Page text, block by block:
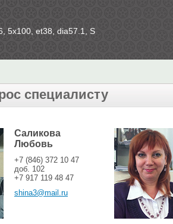
5х100, et38, dia57.1, S
специалисту
Саликова
Любовь
+7 (846) 372 10 47
доб. 102
+7 917 119 48 47
shina3@mail.ru